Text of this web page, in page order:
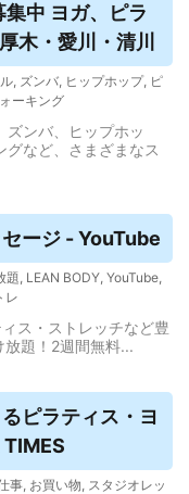
集中 ヨガ、ピラ
木・愛川・清川
, ズンバ, ヒップホップ, ピ
ーキング
ズンバ、ヒップホッ
グなど、さまざまなス
ージ - YouTube
題, LEAN BODY, YouTube,
レ
ス・ストレッチなど豊
題！2週間無料...
ピラティス・ ヨ
事, お買い物, スタジオレッ